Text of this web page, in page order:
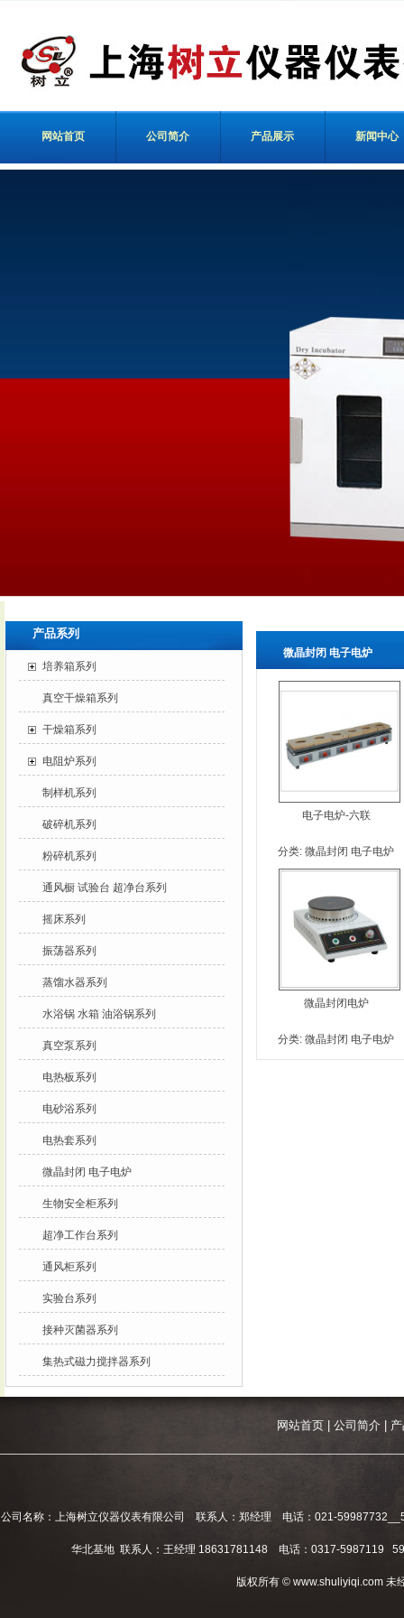
网站首页 公司简介 产品展示 新闻中心
微晶封闭 电子电炉
电子电炉-六联
分类: 微晶封闭 电子电炉
微晶封闭电炉
分类: 微晶封闭 电子电炉
产品系列
培养箱系列
真空干燥箱系列
干燥箱系列
电阻炉系列
制样机系列
破碎机系列
粉碎机系列
通风橱 试验台 超净台系列
摇床系列
振荡器系列
蒸馏水器系列
水浴锅 水箱 油浴锅系列
真空泵系列
电热板系列
电砂浴系列
电热套系列
微晶封闭 电子电炉
生物安全柜系列
超净工作台系列
通风柜系列
实验台系列
接种灭菌器系列
集热式磁力搅拌器系列
网站首页| 公司简介|
公司名称：上海树立仪器仪表有限公司 联系人：郑经理 电话：021-
华北基地 联系人：王经理 18631781148 电话：0317-5987119
版权所有 © www.shuliyiqi.com 未